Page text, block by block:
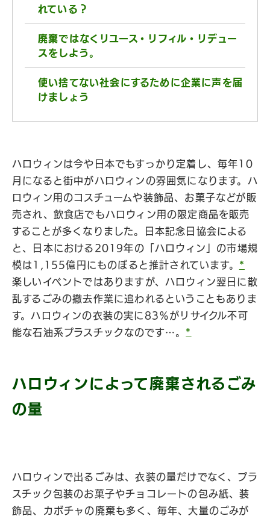
れている？
廃棄ではなくリユース・リフィル・リデュー
スをしよう。
使い捨てない社会にするために企業に声を届
けましょう
ハロウィンは今や日本でもすっかり定着し、毎年10
月になると街中がハロウィンの雰囲気になります。ハ
ロウィン用のコスチュームや装飾品、お菓子などが販
売され、飲食店でもハロウィン用の限定商品を販売
することが多くなりました。日本記念日協会による
と、日本における2019年の「ハロウィン」の市場規
模は1,155億円にものぼると推計されています。 *
楽しいイベントではありますが、ハロウィン翌日に散
乱するごみの撤去作業に追われるということもありま
す。ハロウィンの衣装の実に83％がリサイクル不可
能な石油系プラスチックなのです…。 *
ハロウィンによって廃棄されるごみ
の量
ハロウィンで出るごみは、衣装の量だけでなく、プラ
スチック包装のお菓子やチョコレートの包み紙、装
飾品、カボチャの廃棄も多く、毎年、大量のごみが